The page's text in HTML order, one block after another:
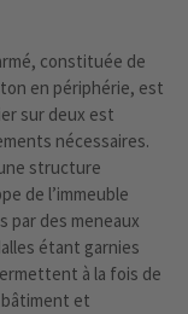
constituée de
en périphérie, est
sur deux est
nécessaires.
structure
de l’immeuble
par des meneaux
étant garnies
à la fois de
et